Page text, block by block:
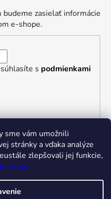
sme vám umožnili
stránky a vďaka analýze
zlepšovali jej funkcie,
zasielať informácie
e-shope.
s podmienkami